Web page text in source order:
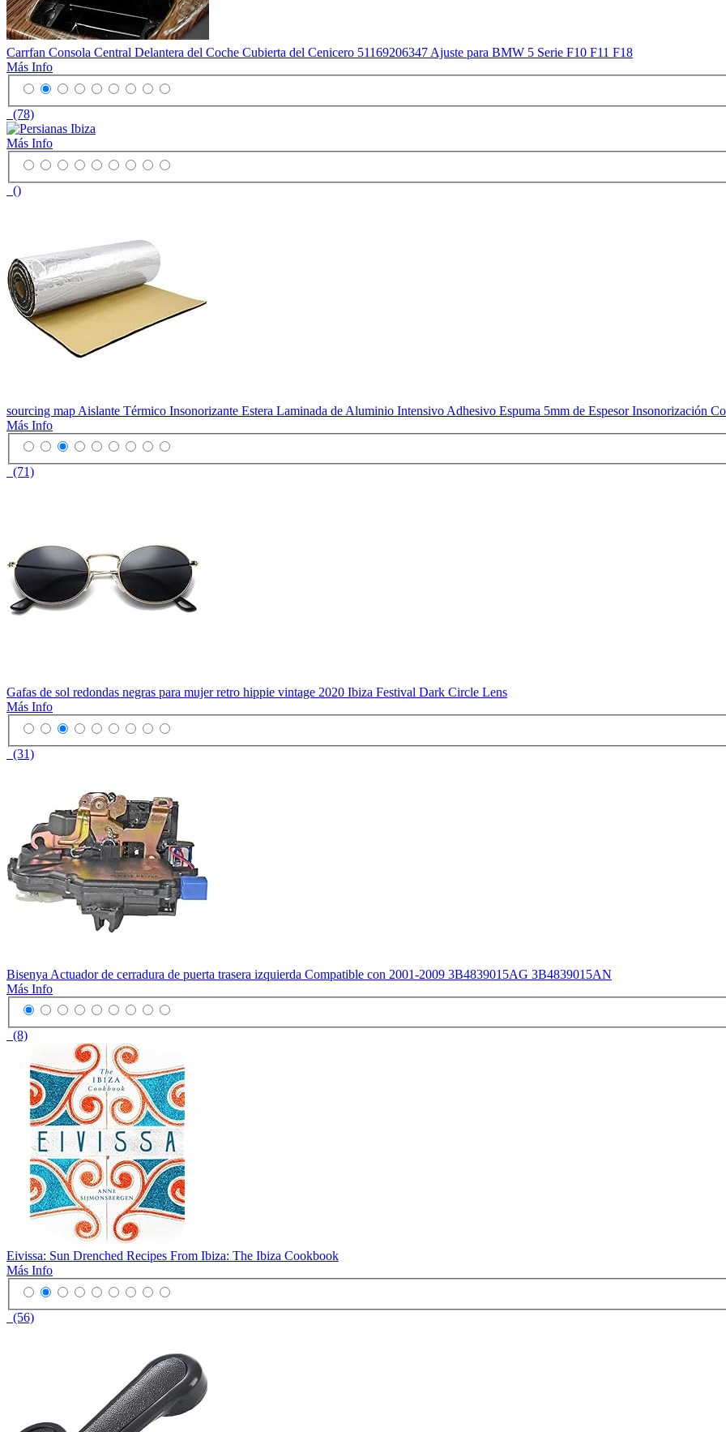
Carrfan Consola Central Delantera del Coche Cubierta del Cenicero 51169206347 Ajuste para BMW 5 Serie F10 F11 F18
Más Info
(78)
Más Info
()
sourcing map Aislante Térmico Insonorizante Estera Laminada de Aluminio Intensivo Adhesivo Espuma 5mm de Espesor Insonorización
Más Info
(71)
Gafas de sol redondas negras para mujer retro hippie vintage 2020 Ibiza Festival Dark Circle Lens
Más Info
(31)
Bisenya Actuador de cerradura de puerta trasera izquierda Compatible con 2001-2009 3B4839015AG 3B4839015AN
Más Info
(8)
Eivissa: Sun Drenched Recipes From Ibiza: The Ibiza Cookbook
Más Info
(56)